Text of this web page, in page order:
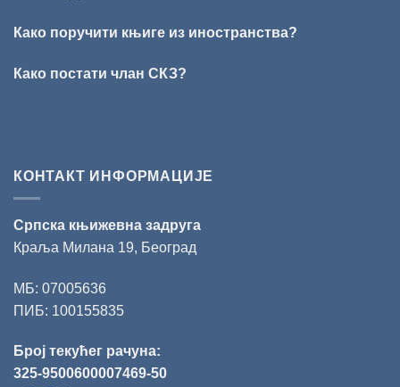
„Милован
поезију
Како поручити књиге из иностранства?
Како постати члан СКЗ?
КОНТАКТ ИНФОРМАЦИЈЕ
Српска књижевна задруга
Краља Милана 19, Београд
МБ: 07005636
ПИБ: 100155835
Број текућег рачуна:
325-9500600007469-50